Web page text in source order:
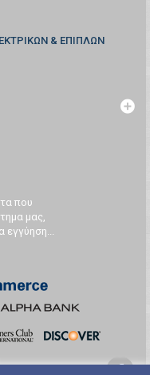
& ΕΠΙΠΛΩΝ
που
μας,
εγγύηση...